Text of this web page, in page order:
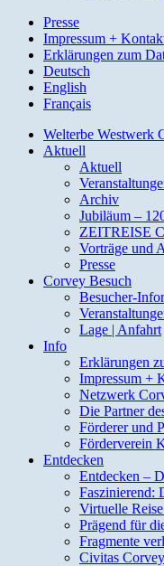
Presse
Impressum +
Erklärungen zum
Deutsch
English
Français
Welterbe Westwerk
Aktuell
Aktuell
Archiv
Jubiläum –
ZEITREISE
Vorträge und
Presse
Corvey Besuch
Besucher-
Lage | Anfahrt
Info
Erklärungen
Impressum +
Netzwerk
Die Partner
Förderer und
Förderverein
Entdecken
Entdecken –
Faszinierend:
Virtuelle
Prägend für
Fragmente
Civitas Corvey